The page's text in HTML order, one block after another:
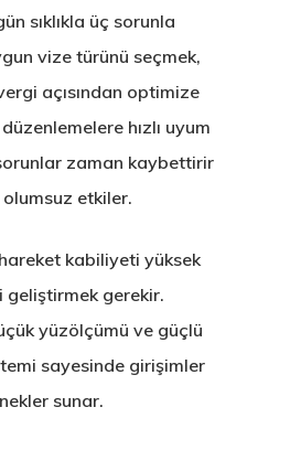
sıklıkla üç sorunla
vize türünü seçmek,
açısından optimize
hızlı uyum
zaman kaybettirir
olumsuz etkiler.
kabiliyeti yüksek
gerekir.
yüzölçümü ve güçlü
sayesinde girişimler
sunar.